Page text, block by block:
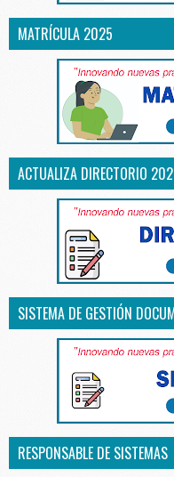
MATRÍCULA 2025
ACTUALIZA DIRECTORIO
SISTEMA DE GESTIÓN
RESPONSABLE DE SISTEMAS